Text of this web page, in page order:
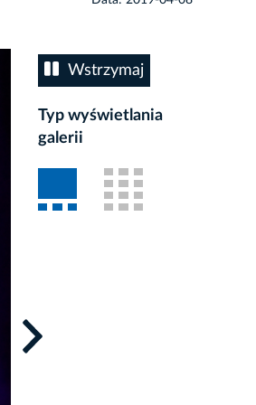
Wstrzymaj
Typ wyświetlania
galerii